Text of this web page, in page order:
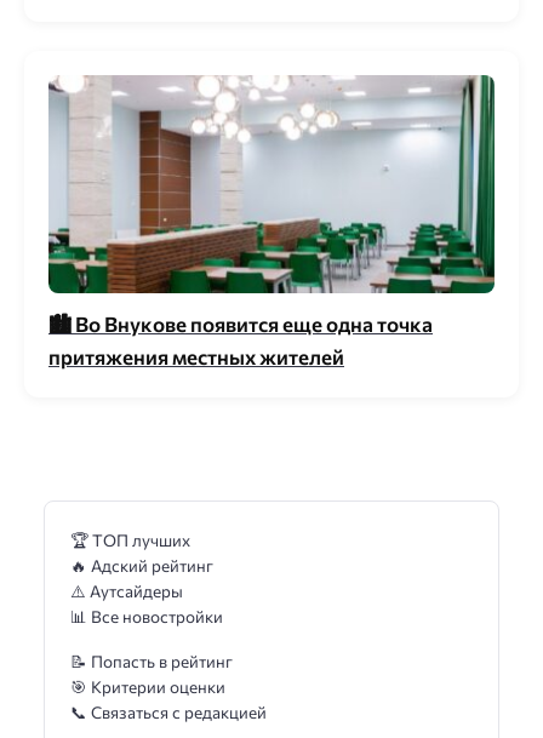
🏙 Во Внукове появится еще одна точка
притяжения местных жителей
🏆 ТОП лучших
🔥 Адский рейтинг
⚠️ Аутсайдеры
📊 Все новостройки
📝 Попасть в рейтинг
🎯 Критерии оценки
📞 Связаться с редакцией